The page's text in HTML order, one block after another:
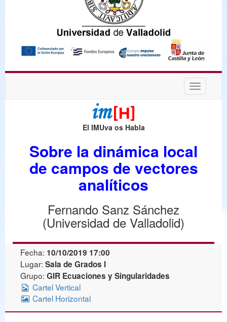
Desplegar
El IMUva os Habla
Sobre la dinámica local
de campos de vectores
analíticos
Fernando Sanz Sánchez
(Universidad de Valladolid)
Fecha: 10/10/2019 17:00
Lugar: Sala de Grados I
Grupo: GIR Ecuaciones y Singularidades
Cartel Vertical
Cartel Horizontal